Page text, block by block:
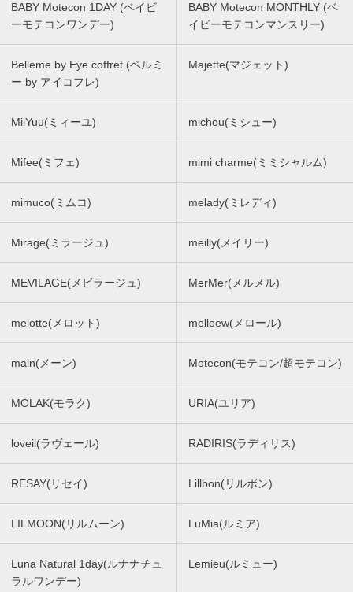
BABY Motecon 1DAY (ベイビ
ーモテコンワンデー)
BABY Motecon MONTHLY (ベ
イビーモテコンマンスリー)
Belleme by Eye coffret (ベルミ
ー by アイコフレ)
Majette(マジェット)
MiiYuu(ミィーユ) michou(ミシュー)
Mifee(ミフェ) mimi charme(ミミシャルム)
mimuco(ミムコ) melady(ミレディ)
Mirage(ミラージュ) meilly(メイリー)
MEVILAGE(メビラージュ) MerMer(メルメル)
melotte(メロット) melloew(メロール)
main(メーン) Motecon(モテコン/超モテコン)
MOLAK(モラク) URIA(ユリア)
loveil(ラヴェール) RADIRIS(ラディリス)
RESAY(リセイ) Lillbon(リルボン)
LILMOON(リルムーン) LuMia(ルミア)
Luna Natural 1day(ルナナチュ
ラルワンデー)
Lemieu(ルミュー)